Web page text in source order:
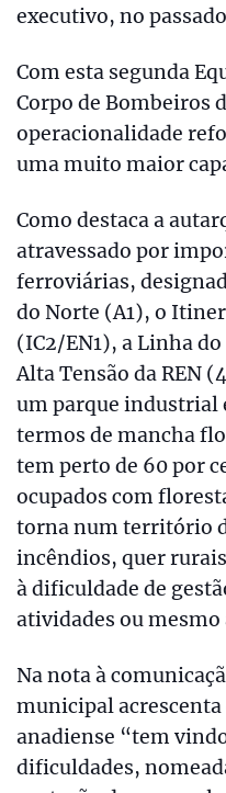
executivo, no
Com esta segunda
Corpo de Bombeiros
operacionalidade
uma muito maior
Como destaca a
atravessado por
ferroviárias,
do Norte (A1), o
(IC2/EN1), a Linha
Alta Tensão da REN
um parque industrial
termos de mancha
tem perto de 60 por
ocupados com
torna num território
incêndios, quer
à dificuldade de
atividades ou mesmo
Na nota à
municipal acrescenta
anadiense “tem
dificuldades,